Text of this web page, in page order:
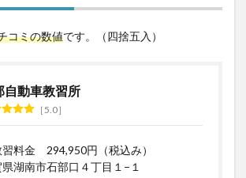
コミの数値です。（四捨五入）
自動車教習所
5.0
料金 294,950円（税込み）
湖南市石部口４丁目１−１